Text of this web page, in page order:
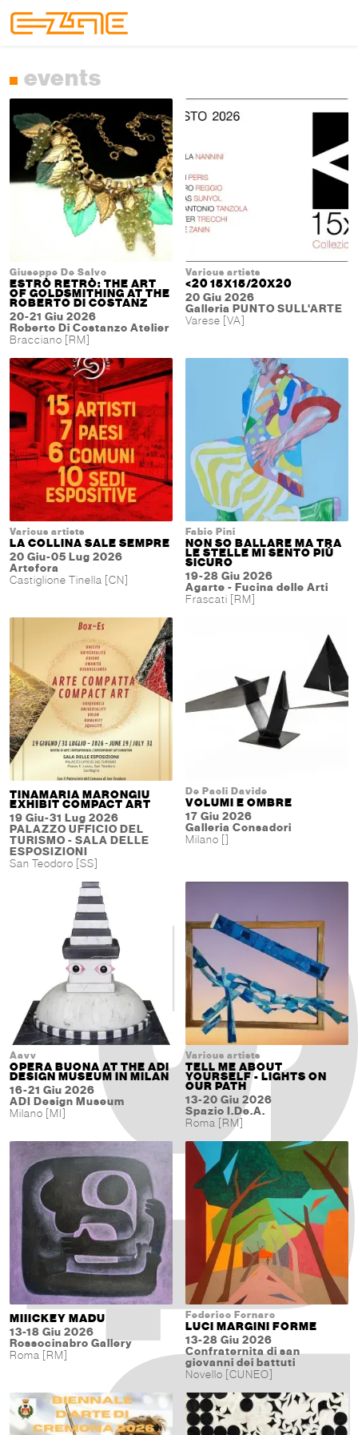
events
Giuseppe De Salvo
ESTRÒ RETRÒ: THE ART
OF GOLDSMITHING AT THE
ROBERTO DI COSTANZ
20-21 Giu 2026
Roberto Di Costanzo Atelier
Bracciano [RM]
Various artists
<20 15X15/20X20
20 Giu 2026
Galleria PUNTO SULL'ARTE
Varese [VA]
Various artists
LA COLLINA SALE SEMPRE
20 Giu-05 Lug 2026
Artefora
Castiglione Tinella [CN]
Fabio Pini
NON SO BALLARE MA TRA
LE STELLE MI SENTO PIÙ
SICURO
19-28 Giu 2026
Agarte - Fucina delle Arti
Frascati [RM]
TINAMARIA MARONGIU
EXHIBIT COMPACT ART
19 Giu-31 Lug 2026
PALAZZO UFFICIO DEL
TURISMO - SALA DELLE
ESPOSIZIONI
San Teodoro [SS]
De Paoli Davide
VOLUMI E OMBRE
17 Giu 2026
Galleria Consadori
Milano []
Aavv
OPERA BUONA AT THE ADI
DESIGN MUSEUM IN MILAN
16-21 Giu 2026
ADI Design Museum
Milano [MI]
Various artists
TELL ME ABOUT
YOURSELF - LIGHTS ON
OUR PATH
13-20 Giu 2026
Spazio I.De.A.
Roma [RM]
MIIICKEY MADU
13-18 Giu 2026
Rossocinabro Gallery
Roma [RM]
Federico Fornaro
LUCI MARGINI FORME
13-28 Giu 2026
Confraternita di san
giovanni dei battuti
Novello [CUNEO]